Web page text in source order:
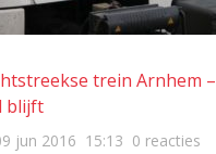
trein Arnhem –
blijft
jun 2016 15:13 0 reacties